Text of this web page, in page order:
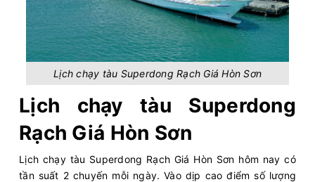
Lịch chạy tàu Superdong Rạch Giá Hòn Sơn
Lịch chạy tàu Superdong
Rạch Giá Hòn Sơn
Lịch chạy tàu Superdong Rạch Giá Hòn Sơn hôm nay có
tần suất 2 chuyến mỗi ngày. Vào dịp cao điểm số lượng